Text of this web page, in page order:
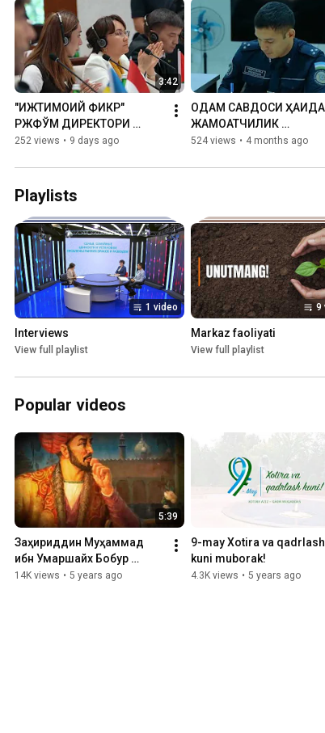
3:42
"ИЖТИМОИЙ ФИКР"
РЖФЎМ ДИРЕКТОРИ
НИГИНА РАҲИМОВА
ИШИДА ИШТИРОК ЭТДИ
252 views • 9 days ago
ОДАМ САВДОСИ ҲАҚИДА
ЖАМОАТЧИЛИК
ОГОҲЛИГИ — БАРҚАРОР
524 views • 4 months ago
Playlists
1 video
Interviews
View full playlist
9
Markaz faoliyati
View full playlist
Popular videos
5:39
Заҳириддин Муҳаммад
ибн Умаршайх Бобур
Мирзо таваллудига 538
14K views • 5 years ago
9-may Xotira va qadrlash
kuni muborak!
4.3K views • 5 years ago